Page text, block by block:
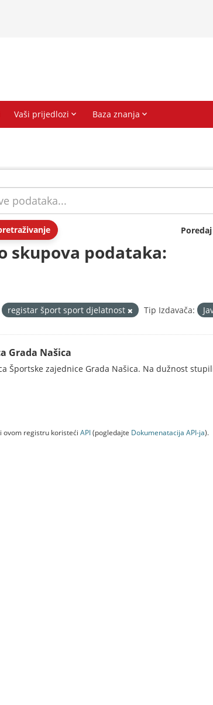
skupova podataka:
registar šport sport djelatnost Tip Izdavača:
Grada Našica
Športske zajednice Grada Našica. Na dužnost
ovom registru koristeći API(pogledajte Dokumenаtаcijа API-jа).